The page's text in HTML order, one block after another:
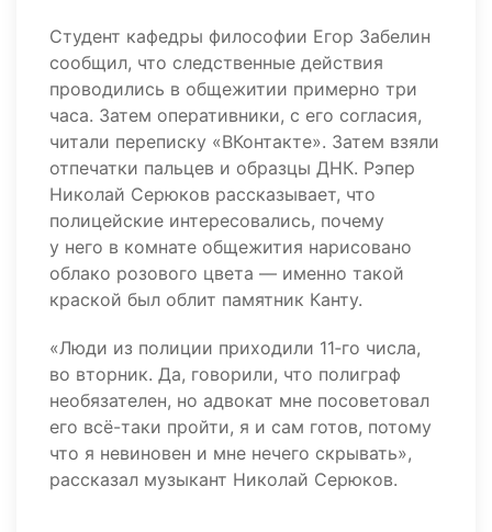
Студент кафедры философии Егор Забелин
сообщил, что следственные действия
проводились в общежитии примерно три
часа. Затем оперативники, с его согласия,
читали переписку «ВКонтакте». Затем взяли
отпечатки пальцев и образцы ДНК. Рэпер
Николай Серюков рассказывает, что
полицейские интересовались, почему
у него в комнате общежития нарисовано
облако розового цвета — именно такой
краской был облит памятник Канту.
«Люди из полиции приходили 11‑го числа,
во вторник. Да, говорили, что полиграф
необязателен, но адвокат мне посоветовал
его всё-таки пройти, я и сам готов, потому
что я невиновен и мне нечего скрывать»,
рассказал музыкант Николай Серюков.